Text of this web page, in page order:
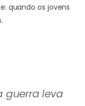
quando os jovens
guerra leva